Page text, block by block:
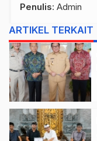
Penulis: Admin
ARTIKEL TERKAIT